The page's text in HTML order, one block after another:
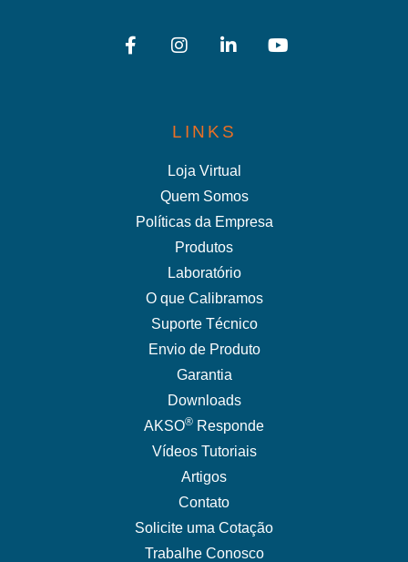
LINKS
Loja Virtual
Quem Somos
Políticas da Empresa
Produtos
Laboratório
O que Calibramos
Suporte Técnico
Envio de Produto
Garantia
Downloads
AKSO® Responde
Vídeos Tutoriais
Artigos
Contato
Solicite uma Cotação
Trabalhe Conosco